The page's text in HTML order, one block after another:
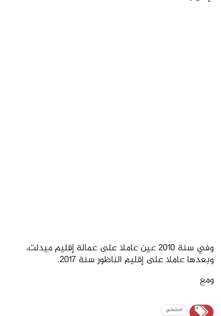
وفي سنة 2010 عين عاملا على عمالة إقليم ميدلت،
وبعدها عاملا على إقليم الناظور سنة 2017.
ومع
العثماني